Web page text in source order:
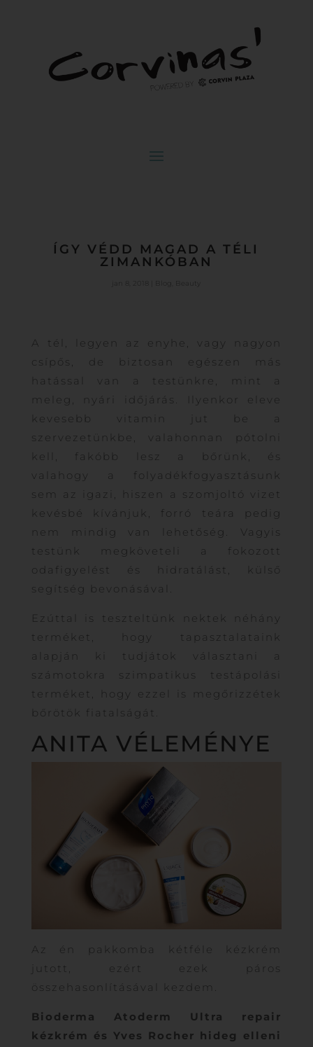
ÍGY VÉDD MAGAD A TÉLI
ZIMANKÓBAN
Blog Beauty
A tél, legyen az enyhe, vagy nagyon
csípős, de biztosan egészen más
hatással van a testünkre, mint a
meleg, nyári időjárás. Ilyenkor eleve
kevesebb vitamin jut be a
szervezetünkbe, valahonnan pótolni
kell, fakóbb lesz a bőrünk, és
valahogy a folyadékfogyasztásunk
sem az igazi, hiszen a szomjoltó vizet
kevésbé kívánjuk, forró teára pedig
nem mindig van lehetőség. Vagyis
testünk megköveteli a fokozott
odafigyelést és hidratálást, külső
segítség bevonásával.
Ezúttal is teszteltünk nektek néhány
terméket, hogy tapasztalataink
alapján ki tudjátok választani a
számotokra szimpatikus testápolási
terméket, hogy ezzel is megőrizzétek
bőrötök fiatalságát.
ANITA VÉLEMÉNYE
Az én pakkomba kétféle kézkrém
jutott, ezért ezek páros
összehasonlításával kezdem.
Bioderma Atoderm Ultra repair
kézkrém és Yves Rocher hideg elleni